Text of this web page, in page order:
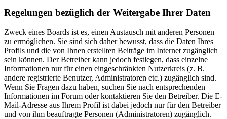
Regelungen bezüglich der Weitergabe Ihrer Daten
Zweck eines Boards ist es, einen Austausch mit anderen Personen
zu ermöglichen. Sie sind sich daher bewusst, dass die Daten Ihres
Profils und die von Ihnen erstellten Beiträge im Internet zugänglich
sein können. Der Betreiber kann jedoch festlegen, dass einzelne
Informationen nur für einen eingeschränkten Nutzerkreis (z. B.
andere registrierte Benutzer, Administratoren etc.) zugänglich sind.
Wenn Sie Fragen dazu haben, suchen Sie nach entsprechenden
Informationen im Forum oder kontaktieren Sie den Betreiber. Die E-
Mail-Adresse aus Ihrem Profil ist dabei jedoch nur für den Betreiber
und von ihm beauftragte Personen (Administratoren) zugänglich.